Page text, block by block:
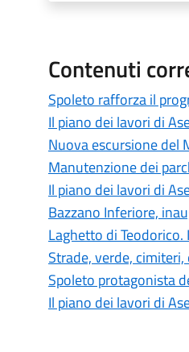
Contenuti
Spoleto rafforza il
Il piano dei lavori di
Nuova escursione del
Manutenzione dei
Il piano dei lavori di
Bazzano Inferiore,
Laghetto di
Strade, verde,
Spoleto protagonista
Il piano dei lavori di